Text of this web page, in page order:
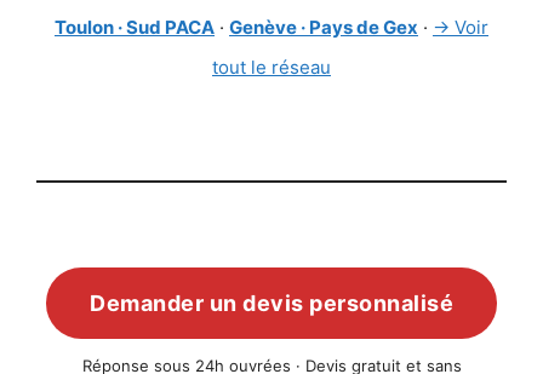
Toulon · Sud PACA · Genève · Pays de Gex · → Voir
tout le réseau
Demander un devis personnalisé
Réponse sous 24h ouvrées · Devis gratuit et sans